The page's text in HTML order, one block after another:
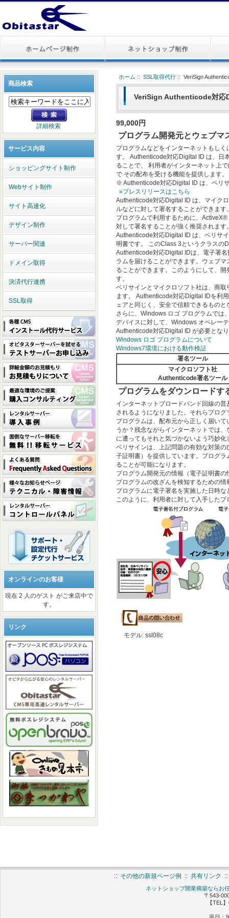
商品検索
詳細検索
サービス内容
ショッピングサイト制作
Webサイト制作
サイト高速化
デザイン制作
サーバー関連
ドメイン取得
決済代行連携
SSL取得
オンラインのお客様
現在 2 人のゲスト がご来店中で
す。
リンク
ホーム ::SSL取得代行 :: VeriSign
VeriSign Authenticode対応
99,000円
プログラム開発元とウェブマ
プログラムなどをインターネットもし
す。 Authenticode対応Digital ID は、日
ることで、 利用者がインターネット上
で その配布を受ける機能を提供します。
※ Authenticode対応Digital ID は、ベリ
»プレスリリースはこちら
Authenticode対応Digital ID は、マイク
ルなどに対して署名することができま
プログラムで利用するために、
対して署名することが強く推奨されます
Authenticode対応Digital ID は、ベリサ
明書です。 このClass 3というクラスの
Authenticode対応Digital IDは、電子署
ラムを届けることができます。ウェブ
ることができます。このようにして、
す。
ベリサインとマイクロソフト社は、商
ます。 Authenticode対応Digital IDを利
ェアと同じく、安全で信頼できるものと
さらに、Windows ロゴ プログラムでは
デバイスに対して、Windows オペレー
Authenticode対応Digital ID が必要とな
Windows ロゴ プログラムについて
Windows7環境における動作検証
署名ツール
マイクロソフト社
Authenticode署名ツール
プログラムをダウンロードす
インターネットブロードバンド回線の
されるようになりました。それらプロ
プログラムは、配布元から正しく届い
うか？残念ながらインターネットでは
に遭ってもそれと気づかないよう巧妙化
ベリサインは、上記問題の有効な対策
子証明書）を提供しています。プログ
ることが可能になります。
プログラム開発元の情報（電子証明書の
プログラムの改ざんを検知するための情
プログラムに電子署名を実施した日時な
このように、利用者に対して入手した
モデル: ssl08c
:: その他の新規ページ例 :: 共有リンク
ネットショップ開業構築ならお
〒543-
【TEL